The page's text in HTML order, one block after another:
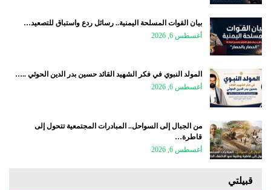
بيان القوات المسلحة اليمنية.. رسائل ردع واستباق للتصعيد…
أغسطس 6, 2026
المولد النبوي في فكر الشهيد القائد حسين بدر الدين الحوثي ..…
أغسطس 6, 2026
من الجبال إلى السواحل.. المبادرات المجتمعية تتحول إلى
قاطرة…
أغسطس 6, 2026
قبيلتي